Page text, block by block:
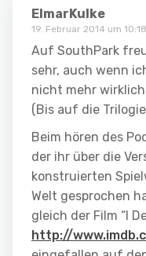
ElmarKulke
19. Februar 2014 um
Auf SouthPark
sehr, auch wenn
nicht mehr
(Bis auf die
Beim hören des
der ihr über die
konstruierten
Welt gesprochen
gleich der Film “I
http://